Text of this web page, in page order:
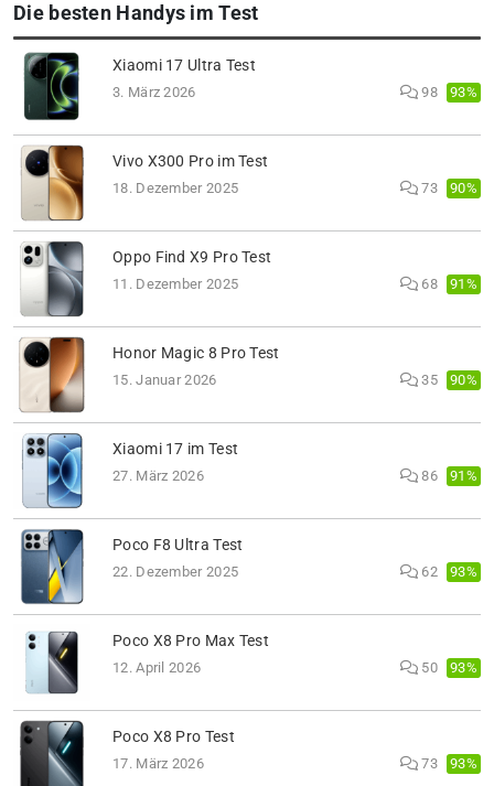
Die besten Handys im Test
Xiaomi 17 Ultra Test
3. März 2026 98 93%
Vivo X300 Pro im Test
18. Dezember 2025 73 90%
Oppo Find X9 Pro Test
11. Dezember 2025 68 91%
Honor Magic 8 Pro Test
15. Januar 2026 35 90%
Xiaomi 17 im Test
27. März 2026 86 91%
Poco F8 Ultra Test
22. Dezember 2025 62 93%
Poco X8 Pro Max Test
12. April 2026 50 93%
Poco X8 Pro Test
17. März 2026 73 93%